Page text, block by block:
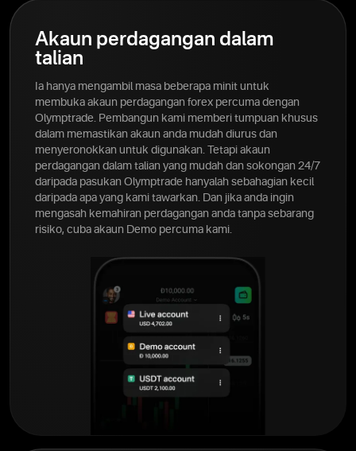
Akaun perdagangan dalam
talian
Ia hanya mengambil masa beberapa minit untuk
membuka akaun perdagangan forex percuma dengan
Olymptrade. Pembangun kami memberi tumpuan khusus
dalam memastikan akaun anda mudah diurus dan
menyeronokkan untuk digunakan. Tetapi akaun
perdagangan dalam talian yang mudah dan sokongan 24/7
daripada pasukan Olymptrade hanyalah sebahagian kecil
daripada apa yang kami tawarkan. Dan jika anda ingin
mengasah kemahiran perdagangan anda tanpa sebarang
risiko, cuba akaun Demo percuma kami.